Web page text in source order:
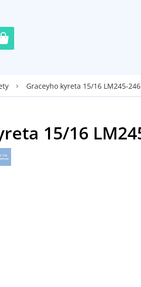
Graceyho kyreta 15/16 LM245-246